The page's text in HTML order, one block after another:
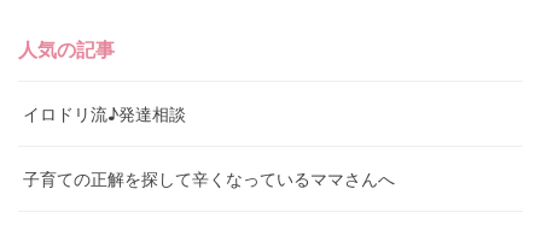
人気の記事
イロドリ流♪発達相談
子育ての正解を探して辛くなっているママさんへ